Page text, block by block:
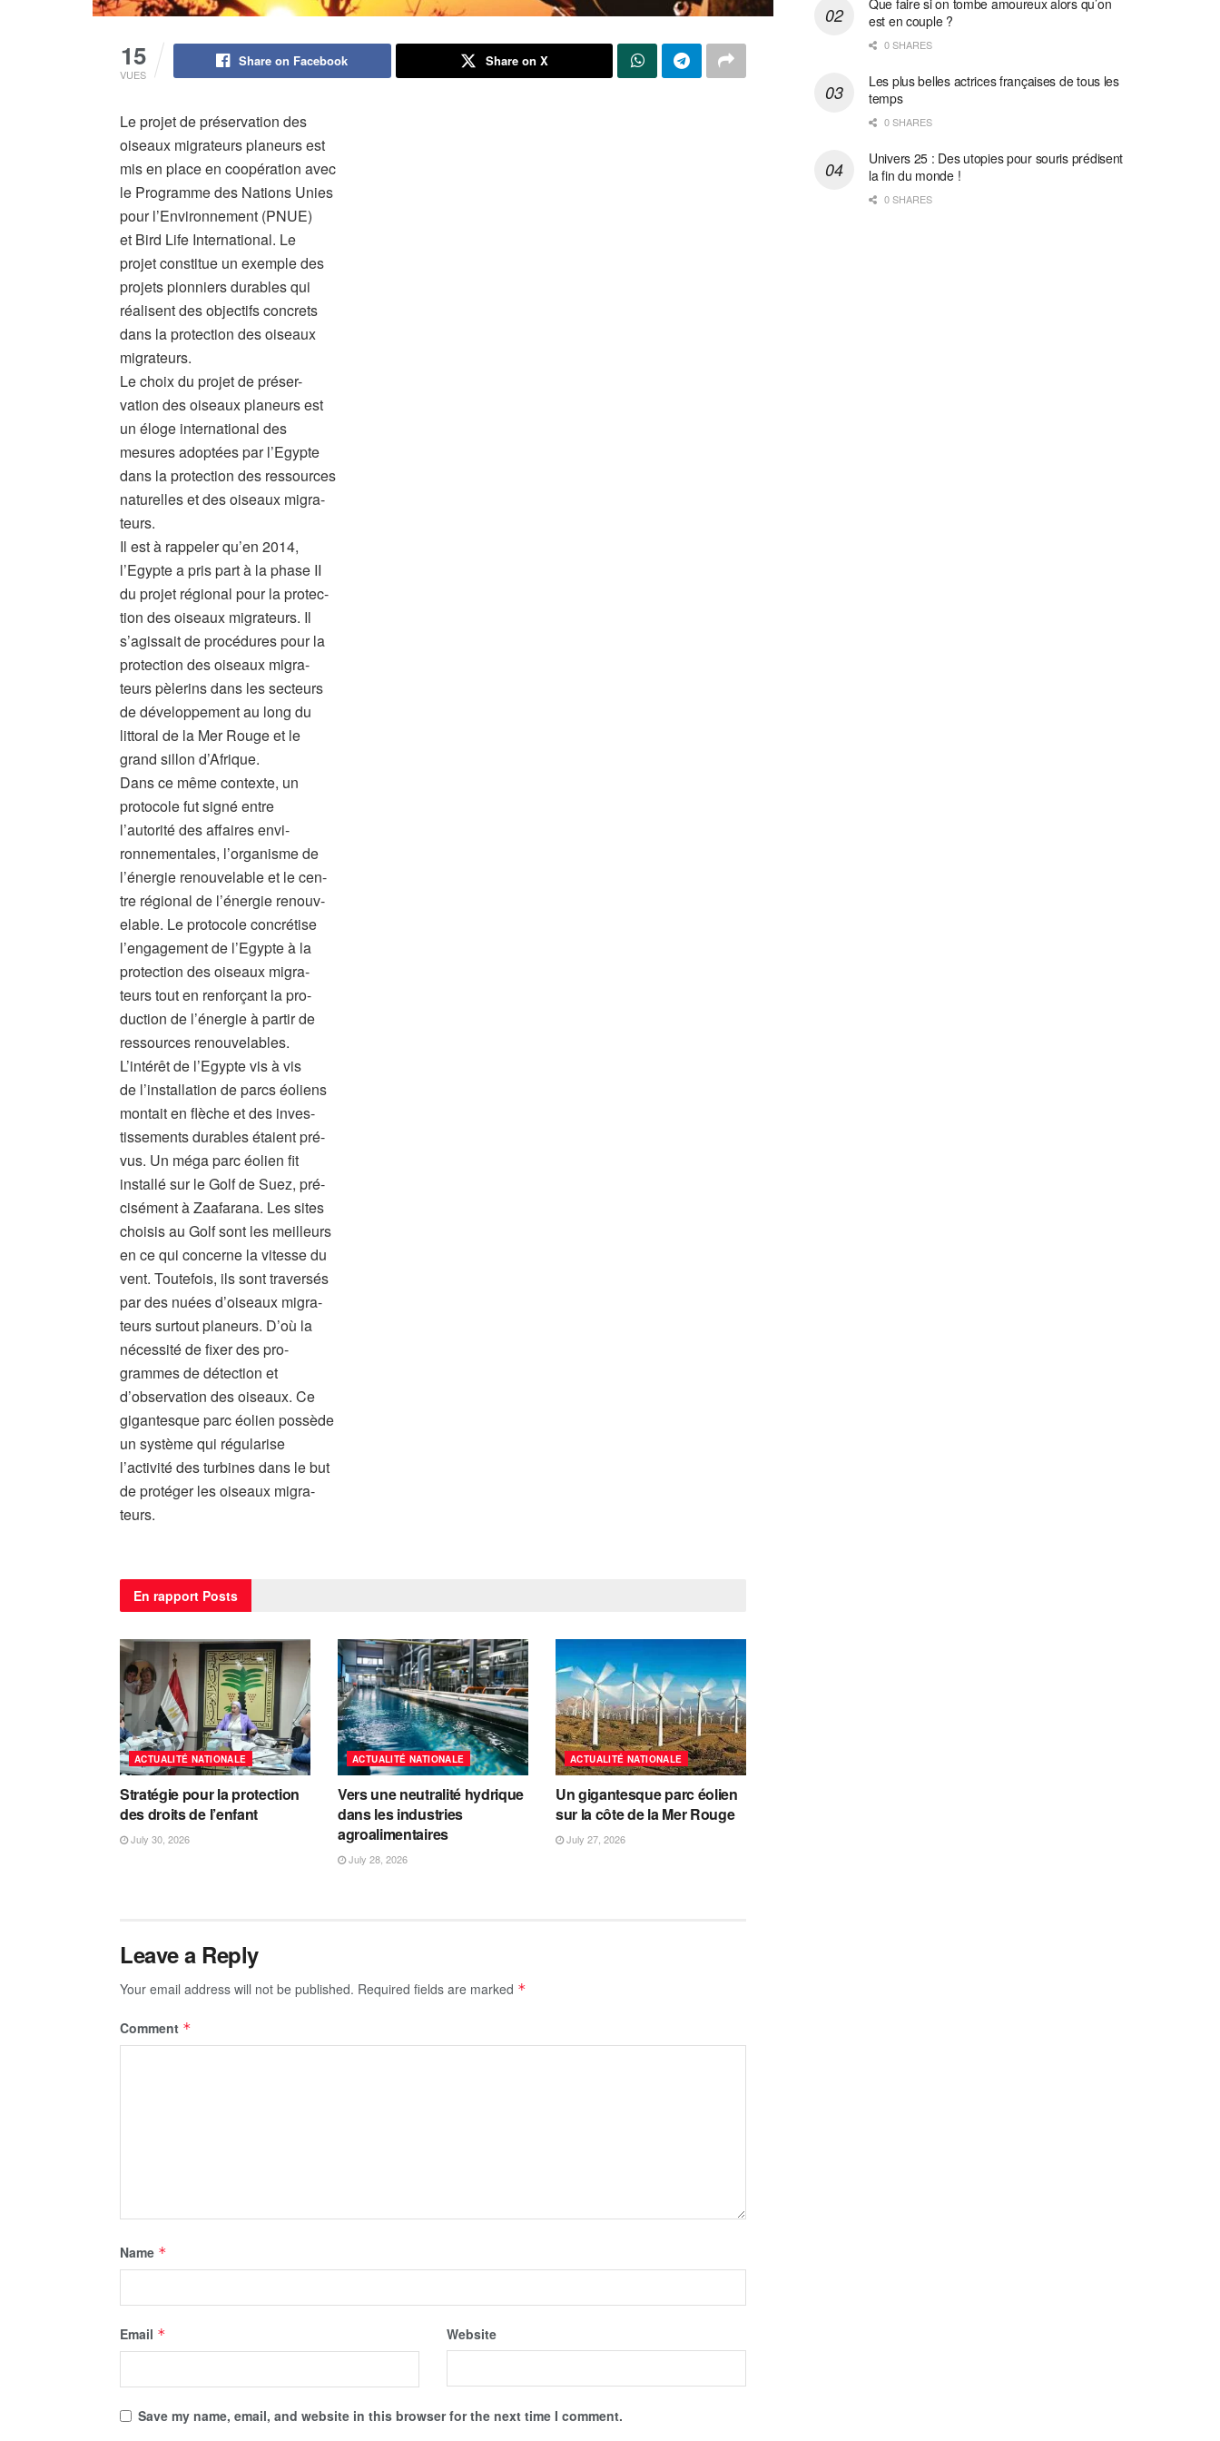
15
VUES
Share on Facebook Share on X
Le projet de préservation des
oiseaux migrateurs planeurs est
mis en place en coopération avec
le Programme des Nations Unies
pour l’Environnement (PNUE)
et Bird Life International. Le
projet constitue un exemple des
projets pionniers durables qui
réalisent des objectifs concrets
dans la protection des oiseaux
migrateurs.
Le choix du projet de préser-
vation des oiseaux planeurs est
un éloge international des
mesures adoptées par l’Egypte
dans la protection des ressources
naturelles et des oiseaux migra-
teurs.
Il est à rappeler qu’en 2014,
l’Egypte a pris part à la phase II
du projet régional pour la protec-
tion des oiseaux migrateurs. Il
s’agissait de procédures pour la
protection des oiseaux migra-
teurs pèlerins dans les secteurs
de développement au long du
littoral de la Mer Rouge et le
grand sillon d’Afrique.
Dans ce même contexte, un
protocole fut signé entre
l’autorité des affaires envi-
ronnementales, l’organisme de
l’énergie renouvelable et le cen-
tre régional de l’énergie renouv-
elable. Le protocole concrétise
l’engagement de l’Egypte à la
protection des oiseaux migra-
teurs tout en renforçant la pro-
duction de l’énergie à partir de
ressources renouvelables.
L’intérêt de l’Egypte vis à vis
de l’installation de parcs éoliens
montait en flèche et des inves-
tissements durables étaient pré-
vus. Un méga parc éolien fit
installé sur le Golf de Suez, pré-
cisément à Zaafarana. Les sites
choisis au Golf sont les meilleurs
en ce qui concerne la vitesse du
vent. Toutefois, ils sont traversés
par des nuées d’oiseaux migra-
teurs surtout planeurs. D’où la
nécessité de fixer des pro-
grammes de détection et
d’observation des oiseaux. Ce
gigantesque parc éolien possède
un système qui régularise
l’activité des turbines dans le but
de protéger les oiseaux migra-
teurs.
En rapport Posts
ACTUALITÉ NATIONALE
Stratégie pour la protection
des droits de l’enfant
July 30, 2026
ACTUALITÉ NATIONALE
Vers une neutralité hydrique
dans les industries
agroalimentaires
July 28, 2026
ACTUALITÉ NATIONALE
Un gigantesque parc éolien
sur la côte de la Mer Rouge
July 27, 2026
Leave a Reply
Your email address will not be published. Required fields are marked *
Comment *
Name *
Email * Website
Save my name, email, and website in this browser for the next time I comment.
est en couple ?
0 SHARES
Les plus belles actrices françaises de tous les
temps
0 SHARES
Univers 25 : Des utopies pour souris prédisent
la fin du monde !
0 SHARES